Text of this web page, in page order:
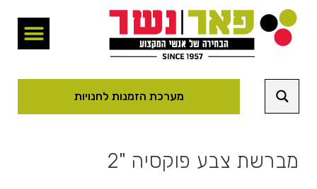
מערכת הזמנות לחנויות
מברשת צבע פוקסיה "2